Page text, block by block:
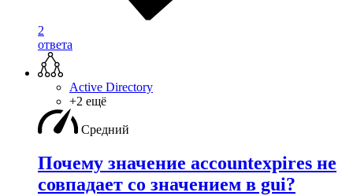
2
ответа
Active Directory
+2 ещё
Средний
Почему значение accountexpires не
совпадает со значением в gui?